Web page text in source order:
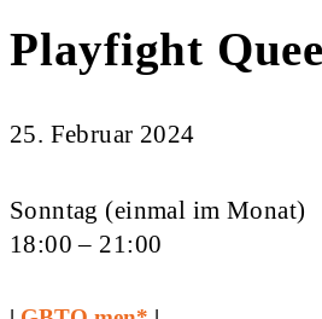
Playfight
25. Februar 2024
Sonntag (einmal im Monat)
18:00 – 21:00